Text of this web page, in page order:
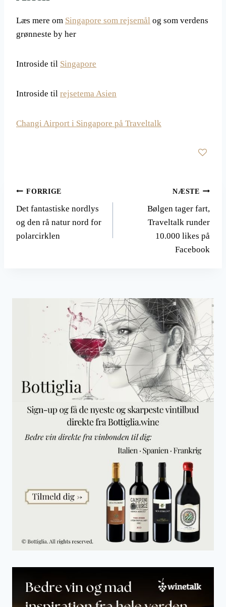
Læs mere om Singapore som rejsemål og som verdens
grønneste by her
Introside til Singapore
Introside til rejsetema Asien
Changi Airport i Singapore på Traveltalk
Indlægsnavigation
FORRIGE
Det fantastiske nordlys
og den rå natur nord for
polarcirklen
NÆSTE
Bølgen tager fart,
Traveltalk runder
10.000 likes på
Facebook